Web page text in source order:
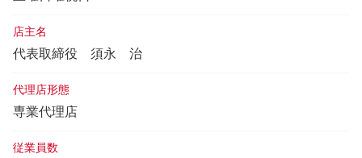
店主名
代表取締役 須永 治
代理店形態
専業代理店
従業員数